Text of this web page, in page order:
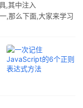
,其中注入
,那么下面,大家来学习